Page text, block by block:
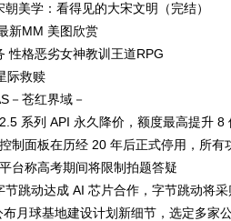
朝美学：看得见的大宋文明（完结）
新MM 美图欣赏
性格恶劣女神教训王道RPG
际救赎
－苍红界域－
系列 API 永久降价，额度最高提升 8
制面板在历经 20 年后正式停用，所
台称高考期间将限制拍题答疑
节跳动达成 AI 芯片合作，字节跳动将
布月球基地建设计划新细节，选定多家